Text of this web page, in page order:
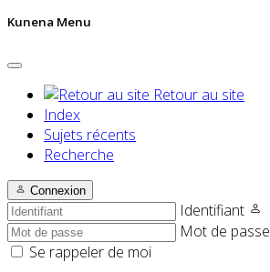
Kunena Menu
Retour au site
Index
Sujets récents
Recherche
Connexion
Identifiant
Mot de passe
Se rappeler de moi